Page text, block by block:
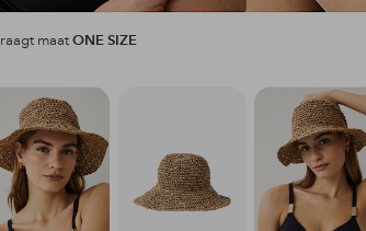
maatONE SIZE